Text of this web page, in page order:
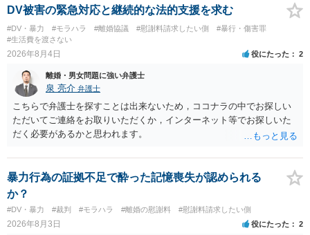
よいと思います。 ただ．慰謝料額については，婚姻破綻に至っていな
いとして，この点を考慮されることになるかもしれません。 ②夫との
今後のことを考えて書いてもらうか否かを検討するのがよいと思いま
す。今ある証拠以上のことを証明（証明力を強めることも含む）でき
う。慰謝料請求としては証拠として使えることが前提であり，その価
値と夫との関係との均衡のように思います。 ③行政書士に委任をして
いるのであれば，どのような内容の委任なのか不明ですが，その行政
書士との協議になると思います。請求するか，訴訟にするか，その点
の見極めや，相手方は性交類似行為は認めているのか，それさえも否
す。 ④性交類似行為を認めているにもかかわらず支払を拒否するので
あれば，本人（行政書士でも同じだと思います。）への対応ではあま
り変わらないように思います。減額で折り合えるなら本人様の交渉で
もよいように思いますが，ゼロかどうかの観点であれば，訴訟に進む
しかなくなるようにも思います。そうしますと，お近くの弁護士に相
談して進めることを検討した方がよいようにも思います。
DV被害の緊急対応と継続的な法的支援を求む
#DV・暴力 #モラハラ #離婚協議 #慰謝料請求したい側
#暴行・傷害罪
#生活費を渡さない
2026年8月4日 役にたった 2
離婚・男女問題に強い弁護士
泉 亮介 弁護士
こちらで弁護士を探すことは出来ないため，ココナラの中でお探しい
ただいてご連絡をお取りいただくか，インターネット等でお探しいた
だく必要があるかと思われます。
暴力行為の証拠不足で酔った記憶喪失が認められる
か？
#DV・暴力 #裁判 #モラハラ #離婚の慰謝料 #慰謝料請求したい側
2026年8月3日 役にたった 2